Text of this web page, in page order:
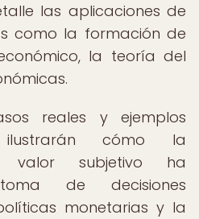
las aplicaciones de
como la formación de
la teoría del
reales y ejemplos
cómo la
valor subjetivo ha
de decisiones
monetarias y la